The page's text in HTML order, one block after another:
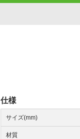
仕様
サイズ(mm)
材質